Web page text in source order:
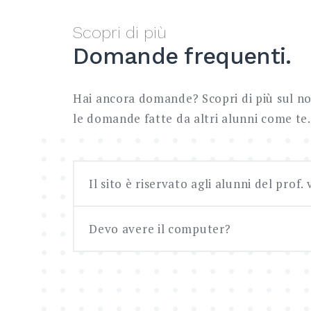
Scopri di più
Domande frequenti.
Hai ancora domande? Scopri di più sul
le domande fatte da altri alunni come te.
Il sito è riservato agli alunni del prof.
Molte attività sono fruibili da tutti i
Devo avere il computer?